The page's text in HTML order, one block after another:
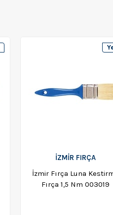
İZMİR FIRÇA
İzmir Fırça Luna
Fırça 1,5 Nm 003019